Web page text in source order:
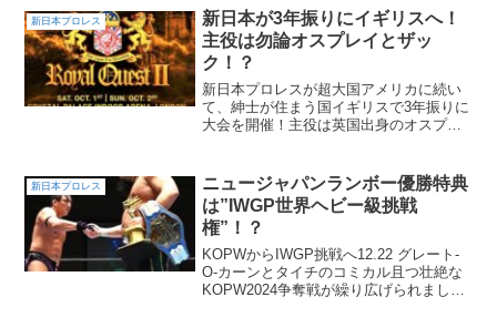
新日本プロレス
新日本が3年振りにイギリスへ！
主役は勿論オスプレイとザッ
ク！？
新日本プロレスが超大国アメリカに続い
て、紳士が住まう国イギリスで3年振りに
大会を開催！主役は英国出身のオスプレ
新日本プロレス
ニュージャパンランボー優勝特典
は”IWGP世界ヘビー級挑戦
権”！？
KOPWからIWGP挑戦へ12.22 グレート-
O-カーンとタイチのコミカル且つ壮絶な
KOPW2024争奪戦が繰り広げられまし